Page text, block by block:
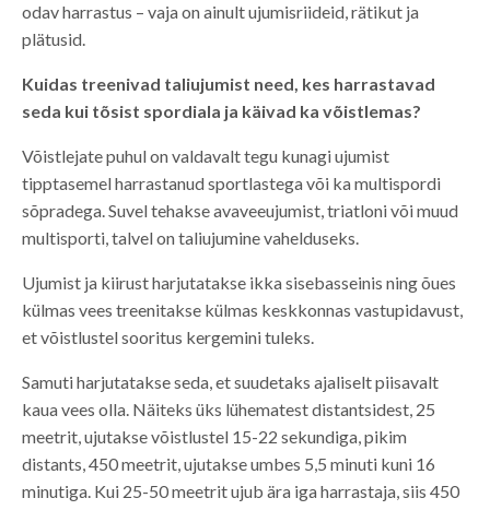
odav harrastus – vaja on ainult ujumisriideid, rätikut ja
plätusid.
Kuidas treenivad taliujumist need, kes harrastavad
seda kui tõsist spordiala ja käivad ka võistlemas?
Võistlejate puhul on valdavalt tegu kunagi ujumist
tipptasemel harrastanud sportlastega või ka multispordi
sõpradega. Suvel tehakse avaveeujumist, triatloni või muud
multisporti, talvel on taliujumine vahelduseks.
Ujumist ja kiirust harjutatakse ikka sisebasseinis ning õues
külmas vees treenitakse külmas keskkonnas vastupidavust,
et võistlustel sooritus kergemini tuleks.
Samuti harjutatakse seda, et suudetaks ajaliselt piisavalt
kaua vees olla. Näiteks üks lühematest distantsidest, 25
meetrit, ujutakse võistlustel 15-22 sekundiga, pikim
distants, 450 meetrit, ujutakse umbes 5,5 minuti kuni 16
minutiga. Kui 25-50 meetrit ujub ära iga harrastaja, siis 450